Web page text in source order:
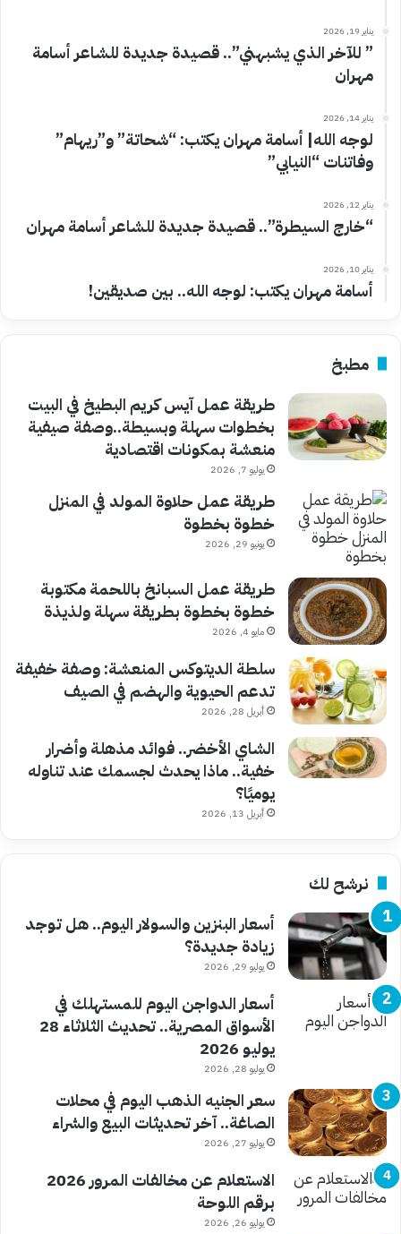
يناير 19, 2026
” للآخر الذي يشبهني”.. قصيدة جديدة للشاعر أسامة
مهران
يناير 14, 2026
لوجه الله| أسامة مهران يكتب: “شحاتة” و”ريهام”
وفاتنات “النيابي”
يناير 12, 2026
“خارج السيطرة”.. قصيدة جديدة للشاعر أسامة مهران
يناير 10, 2026
أسامة مهران يكتب: لوجه الله.. بين صديقين!
مطبخ
طريقة عمل آيس كريم البطيخ في البيت
بخطوات سهلة وبسيطة..وصفة صيفية
منعشة بمكونات اقتصادية
يوليو 7, 2026
طريقة عمل حلاوة المولد في المنزل
خطوة بخطوة
يونيو 29, 2026
طريقة عمل السبانخ باللحمة مكتوبة
خطوة بخطوة بطريقة سهلة ولذيذة
مايو 4, 2026
سلطة الديتوكس المنعشة: وصفة خفيفة
تدعم الحيوية والهضم في الصيف
أبريل 28, 2026
الشاي الأخضر.. فوائد مذهلة وأضرار
خفية.. ماذا يحدث لجسمك عند تناوله
يوميًا؟
أبريل 13, 2026
نرشح لك
أسعار البنزين والسولار اليوم.. هل توجد
زيادة جديدة؟
يوليو 29, 2026
أسعار الدواجن اليوم للمستهلك في
الأسواق المصرية.. تحديث الثلاثاء 28
يوليو 2026
يوليو 28, 2026
سعر الجنيه الذهب اليوم في محلات
الصاغة.. آخر تحديثات البيع والشراء
يوليو 27, 2026
الاستعلام عن مخالفات المرور 2026
برقم اللوحة
يوليو 26, 2026